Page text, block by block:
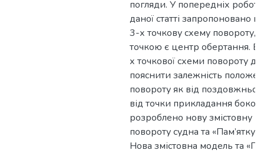
погляди. У попередніх
даної статті запропоновано
3-х точкову схему повороту,
точкою є центр обертання.
х точкової схеми повороту
пояснити залежність
повороту як від поздовжньої
від точки прикладання
розроблено нову змістовну
повороту судна та «Пам’ятку
Нова змістовна модель та